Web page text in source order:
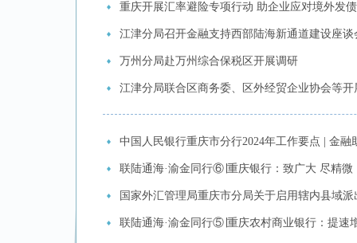
重庆开展汇率避险专项行动 助企业应对境外发
江津分局召开金融支持西部陆海新通道建设座谈
万州分局赴万州综合保税区开展调研
江津分局联合区商务委、区外经贸企业协会等
中国人民银行重庆市分行2024年工作要点 | 金
联陆通海·渝金同行⑥∣重庆银行：致广大 尽精
国家外汇管理局重庆市分局关于启用辖内县域
联陆通海·渝金同行⑤∣重庆农村商业银行：提